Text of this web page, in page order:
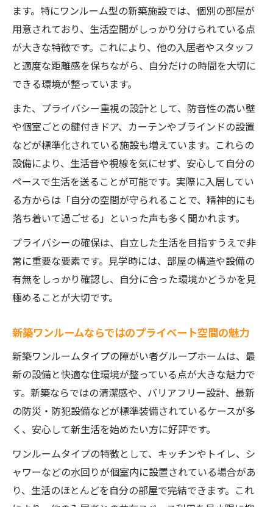
ます。特にワンルーム型の新築施設では、個別の部屋が
用意されており、生活空間がしっかり分けられている点
が大きな特徴です。これにより、他の入居者やスタッフ
と適度な距離感を保ちながら、自分だけの時間を大切に
できる環境が整っています。
また、プライバシー重視の設計として、防音性の高い壁
や個室ごとの鍵付きドア、カーテンやブラインドの設置
などが標準化されている施設も増えています。これらの
設備により、生活音や視線を気にせず、安心して自分の
ペースで生活を送ることが可能です。実際に入居してい
る方からは「自分の空間が守られることで、精神的にも
落ち着いて過ごせる」といった声も多く聞かれます。
プライバシーの確保は、自立した生活を目指すうえで非
常に重要な要素です。見学時には、部屋の構造や設備の
有無をしっかり確認し、自分に合った環境かどうかを見
極めることが大切です。
新築ワンルームならではのプライベート空間の魅力
新築ワンルームタイプの障がい者グループホームは、最
新の設備と快適な住環境が整っている点が大きな魅力で
す。新築ならではの清潔感や、バリアフリー設計、最新
の防災・防犯設備などが標準装備されているケースが多
く、安心して新生活を始めたい方に好評です。
ワンルームタイプの特徴として、キッチンやトイレ、シ
ャワーなどの水回りが個室内に設置されている場合があ
り、生活のほとんどを自分の部屋で完結できます。これ